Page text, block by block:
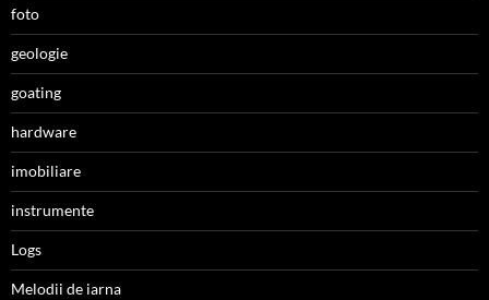
foto
geologie
goating
hardware
imobiliare
instrumente
Logs
Melodii de iarna